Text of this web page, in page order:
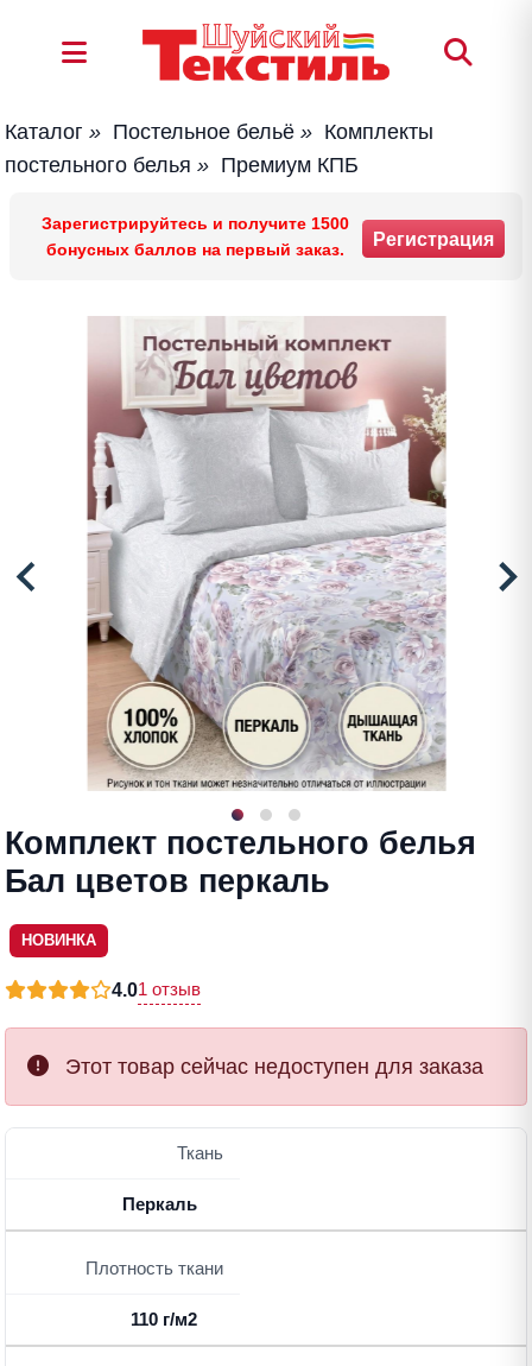
Каталог » Постельное бельё » Комплекты
постельного белья » Премиум КПБ
Зарегистрируйтесь и получите 1500
бонусных баллов на первый заказ.
Регистрация
Комплект постельного белья
Бал цветов перкаль
НОВИНКА
4.01 отзыв
Этот товар сейчас недоступен для заказа
Ткань
Перкаль
Плотность ткани
110 г/м2